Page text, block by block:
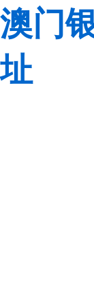
澳门
址